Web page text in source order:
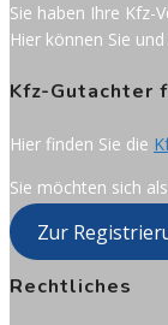
Sie haben Ihre Kfz-
Hier können Sie
Kfz-Gutachter
Hier finden Sie die
Sie möchten sich
Zur
Rechtliches